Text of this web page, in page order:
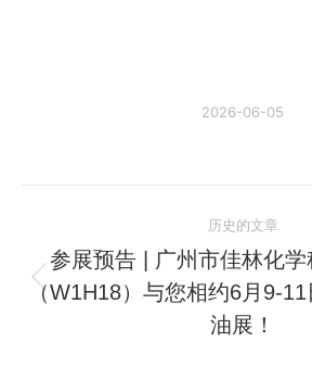
2026-06-05
章
导
历史的文章
历
史
参展预告 | 广州市佳林化学
（W1H18）与您相约6月9-
油展！